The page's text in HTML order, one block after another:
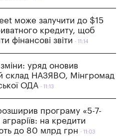
може залучити до $15
кредиту, щоб
фінансові звіти
11:14
зміни: уряд оновив
склад НАЗЯВО, Мінгромад
ОДА
11:13
програму «5-7-
на кредити
до 80 млрд грн
11:03